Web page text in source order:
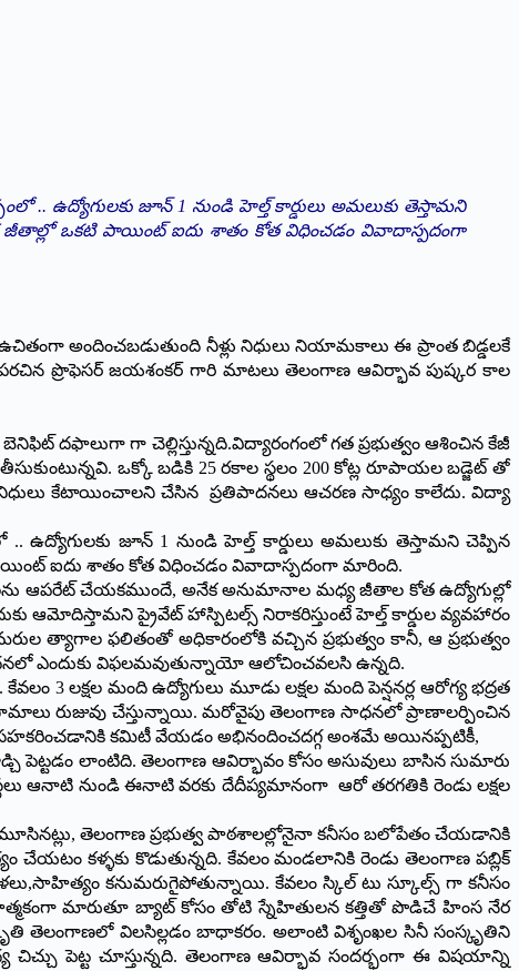
.. ఉద్యోగులకు జూన్ 1 నుండి హెల్త్ కార్డులు అమలుకు తెస్తామని
జీతాల్లో ఒకటి పాయింట్ ఐదు శాతం కోత విధించడం వివాదాస్పదంగా
అందించబడుతుంది నీళ్లు నిధులు నియామకాలు ఈ ప్రాంత బిడ్డలకే
ప్రొఫెసర్ జయశంకర్ గారి మాటలు తెలంగాణ ఆవిర్భావ పుష్కర కాల
బెనిఫిట్ దఫాలుగా గా చెల్లిస్తున్నది.విద్యారంగంలో గత ప్రభుత్వం ఆశించిన కేజీ
ఒక్కో బడికి 25 రకాల స్థలం 200 కోట్ల రూపాయల బడ్జెట్ తో
నిధులు కేటాయించాలని చేసిన ప్రతిపాదనలు ఆచరణ సాధ్యం కాలేదు. విద్యా
ఉద్యోగులకు జూన్ 1 నుండి హెల్త్ కార్డులు అమలుకు తెస్తామని చెప్పిన
పాయింట్ ఐదు శాతం కోత విధించడం వివాదాస్పదంగా మారింది.
ఆపరేట్ చేయకముందే, అనేక అనుమానాల మధ్య జీతాల కోత ఉద్యోగుల్లో
ఆమోదిస్తామని ప్రైవేట్ హాస్పిటల్స్ నిరాకరిస్తుంటే హెల్త్ కార్డుల వ్యవహారం
త్యాగాల ఫలితంతో అధికారంలోకి వచ్చిన ప్రభుత్వం కానీ, ఆ ప్రభుత్వం
ఎందుకు విఫలమవుతున్నాయో ఆలోచించవలసి ఉన్నది.
లక్షల మంది ఉద్యోగులు మూడు లక్షల మంది పెన్షనర్ల ఆరోగ్య భద్రత
రుజువు చేస్తున్నాయి. మరోవైపు తెలంగాణ సాధనలో ప్రాణాలర్పించిన
సహకరించడానికి కమిటీ వేయడం అభినందించదగ్గ అంశమే అయినప్పటికీ,
పెట్టడం లాంటిది. తెలంగాణ ఆవిర్భావం కోసం అసువులు బాసిన సుమారు
ఆనాటి నుండి ఈనాటి వరకు దేదీప్యమానంగా ఆరో తరగతికి రెండు లక్షల
తెలంగాణ ప్రభుత్వ పాఠశాలల్లోనైనా కనీసం బలోపేతం చేయడానికి
కళ్ళకు కొడుతున్నది. కేవలం మండలానికి రెండు తెలంగాణ పబ్లిక్
కనుమరుగైపోతున్నాయి. కేవలం స్కిల్ టు స్కూల్స్ గా కనీసం
మారుతూ బ్యాట్ కోసం తోటి స్నేహితులన కత్తితో పొడిచే హింస నేర
తెలంగాణలో విలసిల్లడం బాధాకరం. అలాంటి విశృంఖల సినీ సంస్కృతిని
పెట్ట చూస్తున్నది. తెలంగాణ ఆవిర్భావ సందర్భంగా ఈ విషయాన్ని